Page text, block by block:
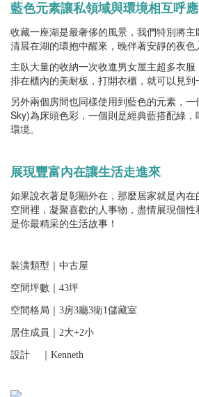
藍色元素讓私領域與環境相互呼應
收藏一座湖是最奢侈的風景，我們特別將主
清晨在湖的環抱中醒來，晚伴著安靜的夜色
主臥大量的收納一次收進男女屋主超多衣
排在櫃內的美耐板，打開衣櫃，就可以見到
另外兩個房間也同樣使用到藍色的元素，
Sky)為床頭色彩，一個則是經典藍搭配綠
環境。
展現豐富內在讓生活走進來
如果說衣著是彰顯外在，那麼居家就是內
空間裡，凝聚喜歡的人事物，盡情展現個
是你最精采的生活故事！
裝潢類型｜中古屋
空間坪數｜43坪
空間格局｜3房3廳3衛1儲藏室
居住成員｜2大+2小
設計 ｜Kenneth